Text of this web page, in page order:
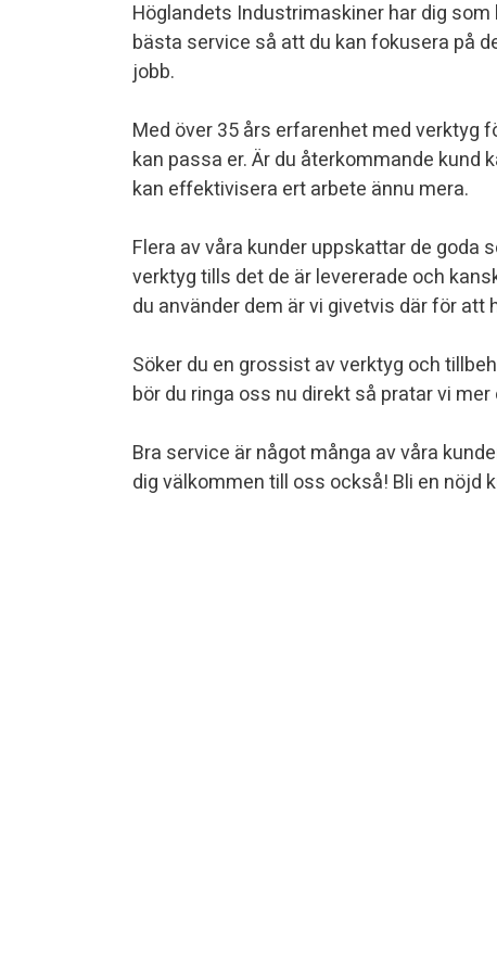
Höglandets Industrimaskiner har dig
bästa service så att du kan fokusera på
jobb.
Med över 35 års erfarenhet med verktyg
kan passa er. Är du återkommande kund
Flera av våra kunder uppskattar de goda
verktyg tills det de är levererade och
du använder dem är vi givetvis där för att
Söker du en grossist av verktyg och
bör du ringa oss nu direkt så pratar vi mer
Bra service är något många av våra
dig välkommen till oss också! Bli en nöjd